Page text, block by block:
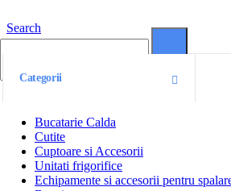
Search
Categorii
Bucatarie Calda
Cutite
Cuptoare si Accesorii
Unitati frigorifice
Echipamente si accesorii pentru